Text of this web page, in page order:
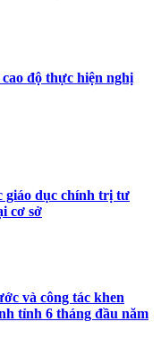
độ thực hiện nghị
giáo dục chính trị tư
cơ sở
và công tác khen
tỉnh 6 tháng đầu năm